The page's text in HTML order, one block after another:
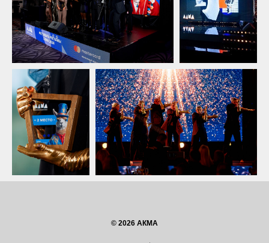
© 2026 АКМА